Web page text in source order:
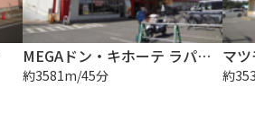
MEGAドン・キホーテ ラパーク成東店
約3581m/45分
マ
約